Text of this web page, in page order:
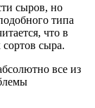
сыров, но
типа
что в
сыра.
все из